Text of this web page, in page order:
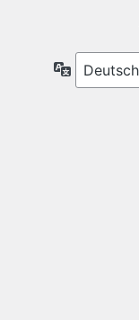
Sprache